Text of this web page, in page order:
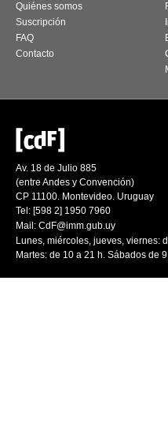
Quiénes somos
Suscripción
FAQ
Contacto
Av. 18 de Julio 885
(entre Andes y Convención)
CP 11100. Montevideo. Uruguay
Tel: [598 2] 1950 7960
Mail: CdF@imm.gub.uy
Lunes, miércoles, jueves, viernes:
Martes: de 10 a 21 h. Sábados de